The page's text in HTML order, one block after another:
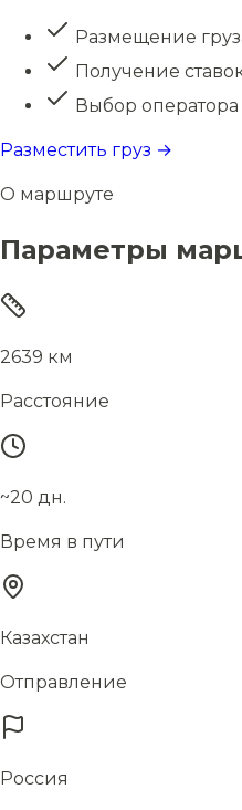
Размещение
Получение
Выбор оператора
Разместить груз →
О маршруте
Параметры
2639 км
Расстояние
~20 дн.
Время в пути
Казахстан
Отправление
Россия